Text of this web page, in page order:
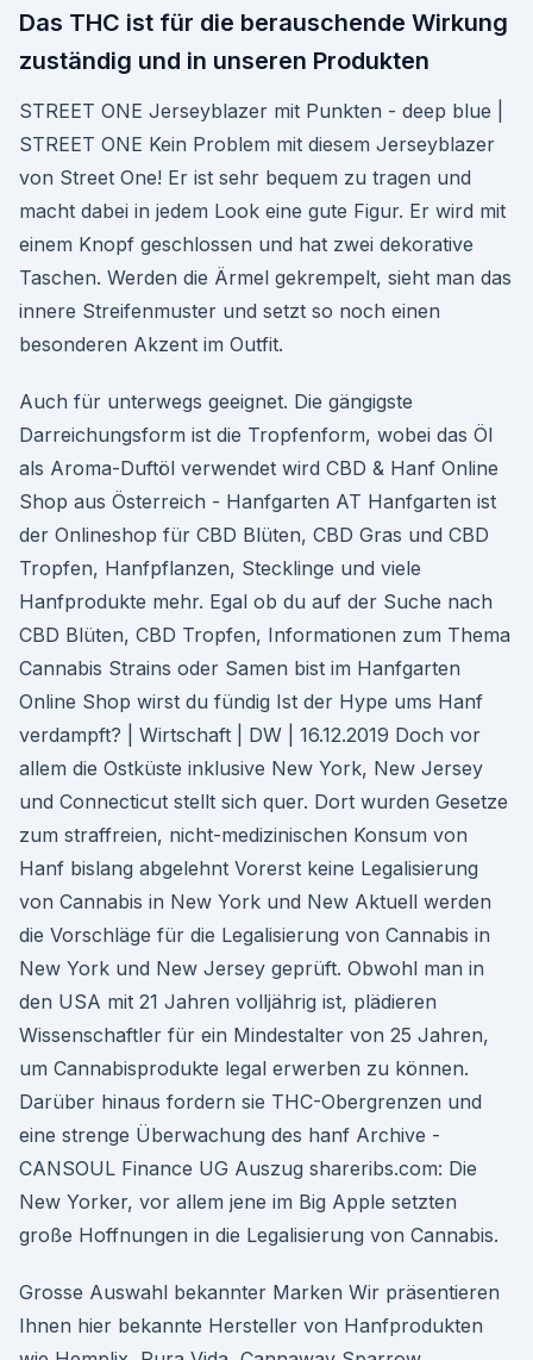
Das THC ist für die berauschende Wirkung
zuständig und in unseren Produkten
STREET ONE Jerseyblazer mit Punkten - deep blue |
STREET ONE Kein Problem mit diesem Jerseyblazer
von Street One! Er ist sehr bequem zu tragen und
macht dabei in jedem Look eine gute Figur. Er wird mit
einem Knopf geschlossen und hat zwei dekorative
Taschen. Werden die Ärmel gekrempelt, sieht man das
innere Streifenmuster und setzt so noch einen
besonderen Akzent im Outfit.
Auch für unterwegs geeignet. Die gängigste
Darreichungsform ist die Tropfenform, wobei das Öl
als Aroma-Duftöl verwendet wird CBD & Hanf Online
Shop aus Österreich - Hanfgarten AT Hanfgarten ist
der Onlineshop für CBD Blüten, CBD Gras und CBD
Tropfen, Hanfpflanzen, Stecklinge und viele
Hanfprodukte mehr. Egal ob du auf der Suche nach
CBD Blüten, CBD Tropfen, Informationen zum Thema
Cannabis Strains oder Samen bist im Hanfgarten
Online Shop wirst du fündig Ist der Hype ums Hanf
verdampft? | Wirtschaft | DW | 16.12.2019 Doch vor
allem die Ostküste inklusive New York, New Jersey
und Connecticut stellt sich quer. Dort wurden Gesetze
zum straffreien, nicht-medizinischen Konsum von
Hanf bislang abgelehnt Vorerst keine Legalisierung
von Cannabis in New York und New Aktuell werden
die Vorschläge für die Legalisierung von Cannabis in
New York und New Jersey geprüft. Obwohl man in
den USA mit 21 Jahren volljährig ist, plädieren
Wissenschaftler für ein Mindestalter von 25 Jahren,
um Cannabisprodukte legal erwerben zu können.
Darüber hinaus fordern sie THC-Obergrenzen und
eine strenge Überwachung des hanf Archive -
CANSOUL Finance UG Auszug shareribs.com: Die
New Yorker, vor allem jene im Big Apple setzten
große Hoffnungen in die Legalisierung von Cannabis.
Grosse Auswahl bekannter Marken Wir präsentieren
Ihnen hier bekannte Hersteller von Hanfprodukten